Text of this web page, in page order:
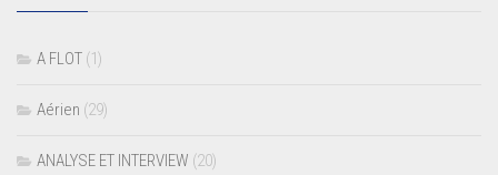
A FLOT (1)
Aérien (29)
ANALYSE ET INTERVIEW (20)